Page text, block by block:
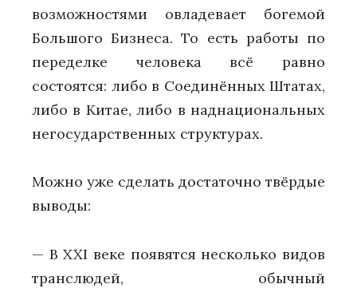
возможностями овладевает богемой
Большого Бизнеса. То есть работы по
переделке человека всё равно
состоятся: либо в Соединённых Штатах,
либо в Китае, либо в наднациональных
негосударственных структурах.
Можно уже сделать достаточно твёрдые
выводы:
— В XXI веке появятся несколько видов
транслюдей, обычный